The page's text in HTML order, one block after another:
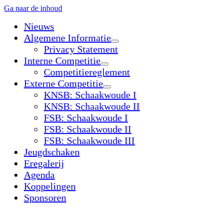
Ga naar de inhoud
Nieuws
Algemene Informatie
open
dropdown
Privacy Statement
Interne Competitie
open
dropdown
Competitiereglement
Externe Competitie
open
dropdown
menu
KNSB: Schaakwoude I
KNSB: Schaakwoude II
FSB: Schaakwoude I
FSB: Schaakwoude II
FSB: Schaakwoude III
Jeugdschaken
Eregalerij
Agenda
Koppelingen
Sponsoren